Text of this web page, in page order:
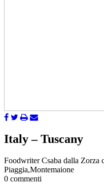
Italy – Tuscany
Foodwriter Csaba dalla
Piaggia,Montemaione
0 commenti